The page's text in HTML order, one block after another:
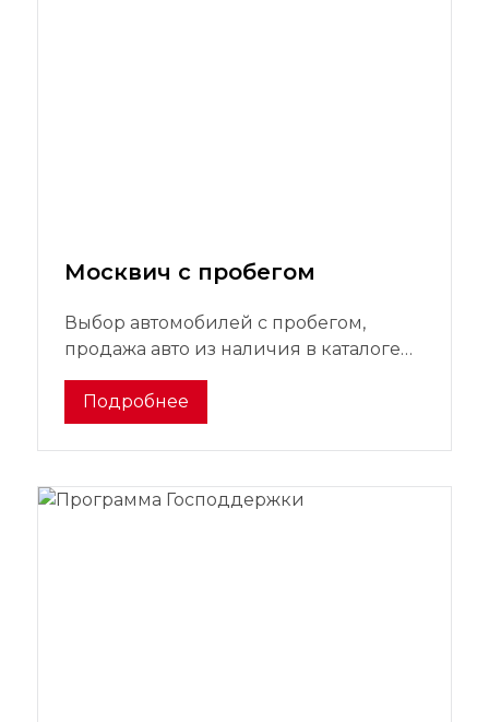
Москвич с пробегом
Выбор автомобилей с пробегом,
продажа авто из наличия в каталоге
Подробнее